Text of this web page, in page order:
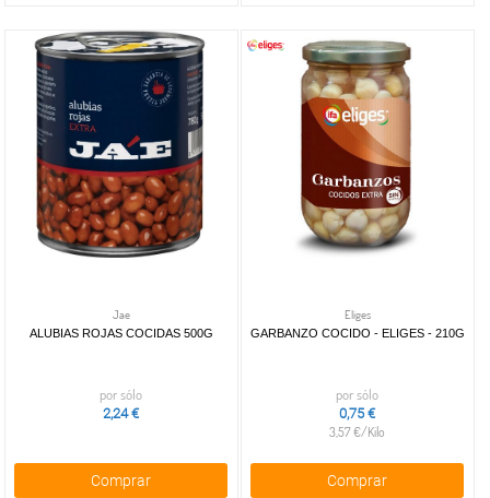
Jae
ALUBIAS ROJAS COCIDAS 500G
por sólo
2,24 €
Comprar
Eliges
GARBANZO COCIDO - ELIGES - 210G
por sólo
0,75 €
3,57 €/Kilo
Comprar